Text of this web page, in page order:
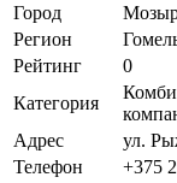
Город
Регион
Рейтинг
0
Категория
Адрес
ул.
Телефон
+375